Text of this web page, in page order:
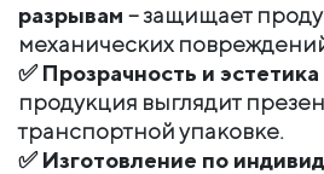
разрывам – защищает
механических
✅Прозрачность и
продукция выглядит
транспортной упаковке.
✅Изготовление по